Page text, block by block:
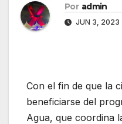
Por admin
JUN 3, 2023
Con el fin de que la
beneficiarse del
Agua, que coordina